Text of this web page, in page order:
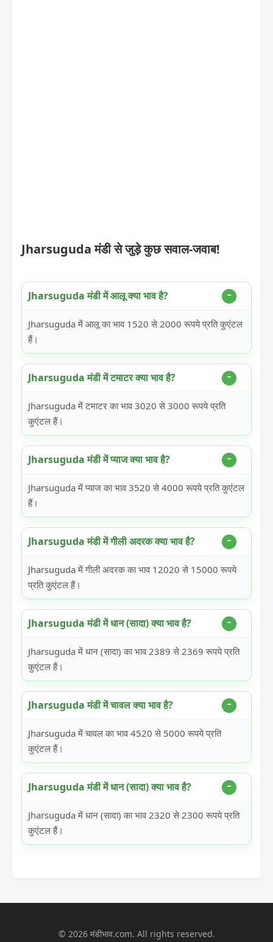
Jharsuguda मंडी से जुड़े कुछ सवाल-जवाब!
Jharsuguda मंडी में आलू क्या भाव है?
Jharsuguda में आलू का भाव 1520 से 2000 रूपये प्रति कुएंटल
हैं।
Jharsuguda मंडी में टमाटर क्या भाव है?
Jharsuguda में टमाटर का भाव 3020 से 3000 रूपये प्रति
कुएंटल हैं।
Jharsuguda मंडी में प्याज क्या भाव है?
Jharsuguda में प्याज का भाव 3520 से 4000 रूपये प्रति कुएंटल
हैं।
Jharsuguda मंडी में गीली अदरक क्या भाव है?
Jharsuguda में गीली अदरक का भाव 12020 से 15000 रूपये
प्रति कुएंटल हैं।
Jharsuguda मंडी में धान (सादा) क्या भाव है?
Jharsuguda में धान (सादा) का भाव 2389 से 2369 रूपये प्रति
कुएंटल हैं।
Jharsuguda मंडी में चावल क्या भाव है?
Jharsuguda में चावल का भाव 4520 से 5000 रूपये प्रति
कुएंटल हैं।
Jharsuguda मंडी में धान (सादा) क्या भाव है?
Jharsuguda में धान (सादा) का भाव 2320 से 2300 रूपये प्रति
कुएंटल हैं।
© 2026 मंडीभाव.com. All rights reserved.